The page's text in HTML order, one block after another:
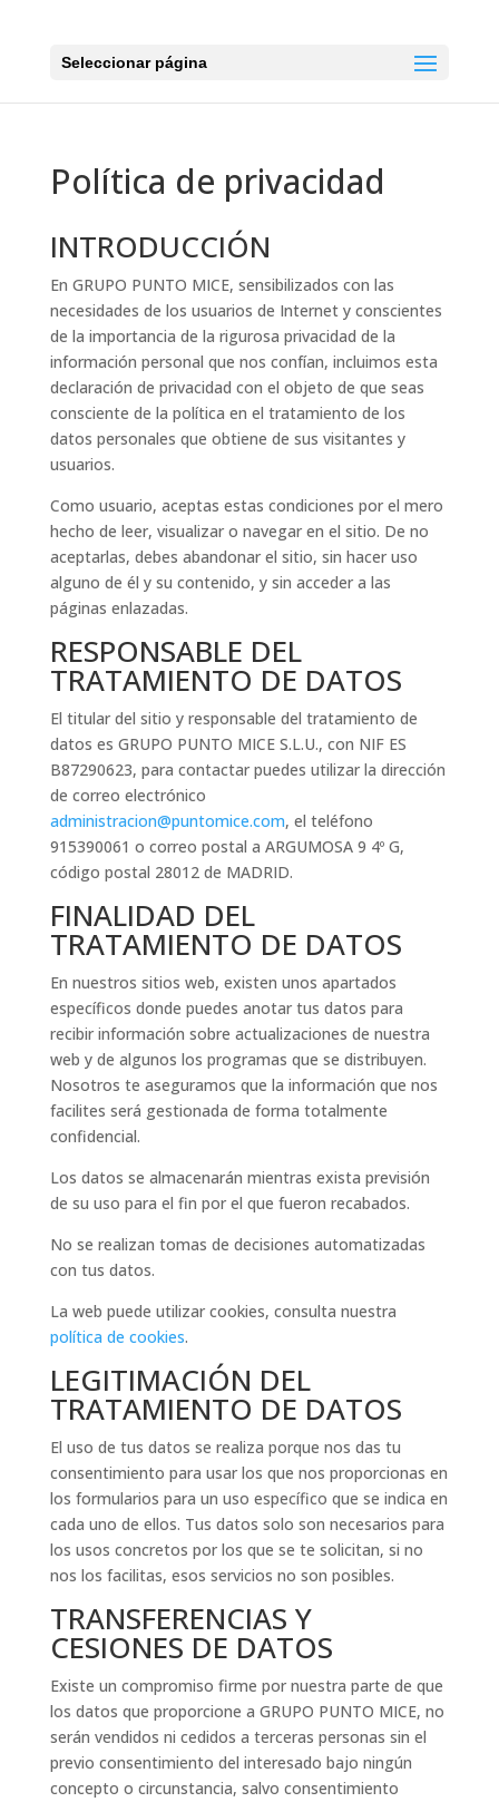
Seleccionar página
Política de privacidad
INTRODUCCIÓN
En GRUPO PUNTO MICE, sensibilizados con las
necesidades de los usuarios de Internet y conscientes
de la importancia de la rigurosa privacidad de la
información personal que nos confían, incluimos esta
declaración de privacidad con el objeto de que seas
consciente de la política en el tratamiento de los
datos personales que obtiene de sus visitantes y
usuarios.
Como usuario, aceptas estas condiciones por el mero
hecho de leer, visualizar o navegar en el sitio. De no
aceptarlas, debes abandonar el sitio, sin hacer uso
alguno de él y su contenido, y sin acceder a las
páginas enlazadas.
RESPONSABLE DEL
TRATAMIENTO DE DATOS
El titular del sitio y responsable del tratamiento de
datos es GRUPO PUNTO MICE S.L.U., con NIF ES
B87290623, para contactar puedes utilizar la dirección
de correo electrónico
administracion@puntomice.com, el teléfono
915390061 o correo postal a ARGUMOSA 9 4º G,
código postal 28012 de MADRID.
FINALIDAD DEL
TRATAMIENTO DE DATOS
En nuestros sitios web, existen unos apartados
específicos donde puedes anotar tus datos para
recibir información sobre actualizaciones de nuestra
web y de algunos los programas que se distribuyen.
Nosotros te aseguramos que la información que nos
facilites será gestionada de forma totalmente
confidencial.
Los datos se almacenarán mientras exista previsión
de su uso para el fin por el que fueron recabados.
No se realizan tomas de decisiones automatizadas
con tus datos.
La web puede utilizar cookies, consulta nuestra
política de cookies.
LEGITIMACIÓN DEL
TRATAMIENTO DE DATOS
El uso de tus datos se realiza porque nos das tu
consentimiento para usar los que nos proporcionas en
los formularios para un uso específico que se indica en
cada uno de ellos. Tus datos solo son necesarios para
los usos concretos por los que se te solicitan, si no
nos los facilitas, esos servicios no son posibles.
TRANSFERENCIAS Y
CESIONES DE DATOS
Existe un compromiso firme por nuestra parte de que
los datos que proporcione a GRUPO PUNTO MICE, no
serán vendidos ni cedidos a terceras personas sin el
previo consentimiento del interesado bajo ningún
concepto o circunstancia, salvo consentimiento